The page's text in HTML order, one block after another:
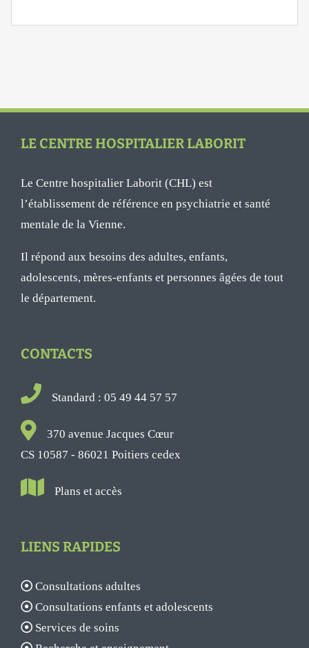
LE CENTRE HOSPITALIER LABORIT
Le Centre hospitalier Laborit (CHL) est
l’établissement de référence en psychiatrie et santé
mentale de la Vienne.
Il répond aux besoins des adultes, enfants,
adolescents, mères-enfants et personnes âgées de tout
le département.
CONTACTS
Standard : 05 49 44 57 57
370 avenue Jacques Cœur
CS 10587 - 86021 Poitiers cedex
Plans et accès
LIENS RAPIDES
Consultations adultes
Consultations enfants et adolescents
Services de soins